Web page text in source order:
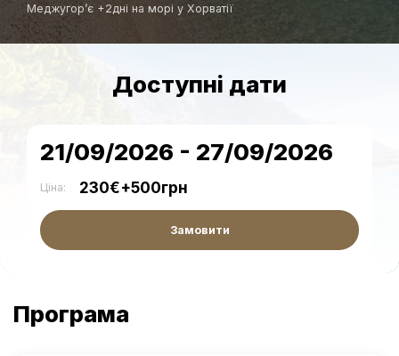
Меджугорʼє +2дні на морі у Хорватії
Доступні дати
21/09/2026 - 27/09/2026
Ціна: 230€+500грн
Замовити
Програма